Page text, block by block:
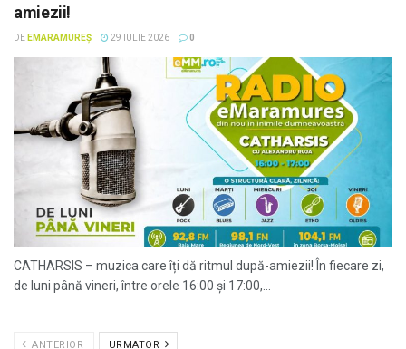
amiezii!
DE EMARAMUREȘ 29 IULIE 2026 0
CATHARSIS – muzica care îți dă ritmul după-amiezii! În fiecare zi,
de luni până vineri, între orele 16:00 și 17:00,...
ANTERIOR URMATOR